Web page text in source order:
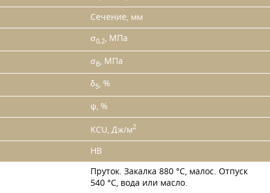
Сечение, мм
σ0,2, МПа
σB, МПа
δ5, %
ψ, %
KCU, Дж/м2
HB
Пруток. Закалка 880 °C, малос. Отпуск
540 °C, вода или масло.